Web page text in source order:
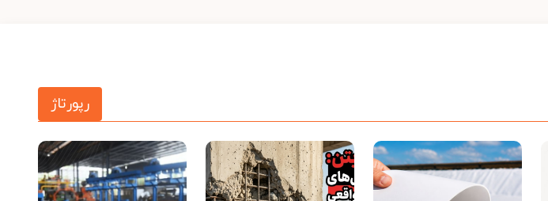
رپورتاژ